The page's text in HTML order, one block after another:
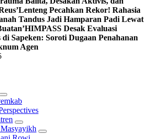
Lenteng Pecahkan Rekor! Rahasia
Tandus Jadi Hamparan Padi Lewat
HIMPASS Desak Evaluasi
Sapeken: Soroti Dugaan Penahanan
Agen